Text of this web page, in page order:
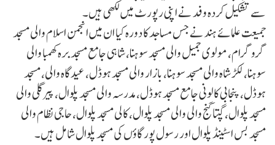
سے تشکیل کردہ وفد نے اپنی رپورٹ میں لکھی ہیں۔
جمیعت علمائے ہند نے جس مساجد کا دورہ کیا ان میں انجمن اسلام والی مسجد
گروگرام، مولوی جمیل والی مسجد سوہنا، شاہی جامع مسجد برہ کھمبا والی
سوہنا، لکڑ شاہ والی مسجد سوہنا، بازار والی مسجد ہوڈل، عیدگاہ والی، مسجد
ہوڈل، پنجابی کالونی جامع مسجد ہوڈل، مدرسہ والی مسجد پلوال، پیر گلی والی
مسجد پلوال، گپتا گنج والی والی مسجد پلوال، کالی مسجد پلوال، حاجی نظام والی
مسجد بس اسٹینڈ پلوال اور رسول پور گاؤں کی مسجد پلوال شامل ہیں۔